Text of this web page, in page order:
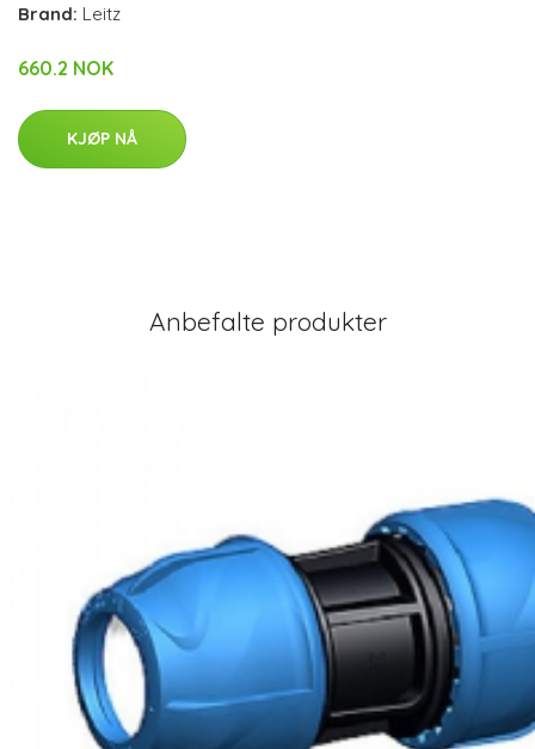
Brand: Leitz
660.2 NOK
KJØP NÅ
Anbefalte produkter